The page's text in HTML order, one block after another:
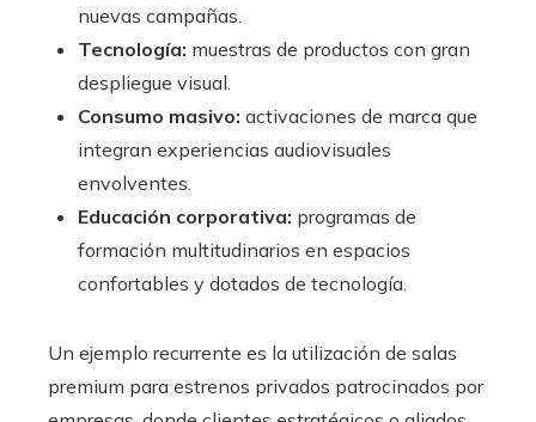
nuevas campañas.
Tecnología: muestras de productos con gran
despliegue visual.
Consumo masivo: activaciones de marca que
integran experiencias audiovisuales
envolventes.
Educación corporativa: programas de
formación multitudinarios en espacios
confortables y dotados de tecnología.
Un ejemplo recurrente es la utilización de salas
premium para estrenos privados patrocinados por